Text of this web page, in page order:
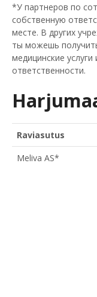
*У партнеров по
собственную
месте. В других
ты можешь
медицинские
ответственности.
Raviasutus
Meliva AS*